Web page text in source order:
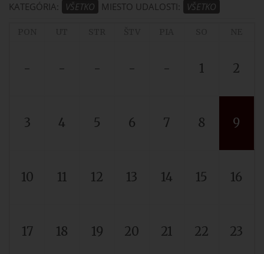
KATEGÓRIA: VŠETKO MIESTO UDALOSTI: VŠETKO
- - - - - 1 2
3 4 5 6 7 8 9
10 11 12 13 14 15 16
17 18 19 20 21 22 23